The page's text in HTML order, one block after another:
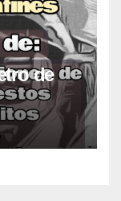
de